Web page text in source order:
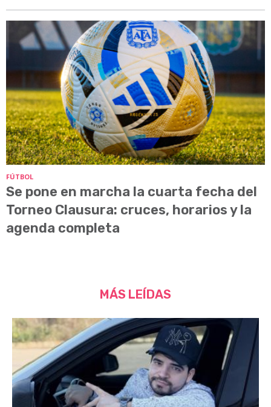
FÚTBOL
Se pone en marcha la cuarta fecha del
Torneo Clausura: cruces, horarios y la
agenda completa
MÁS LEÍDAS